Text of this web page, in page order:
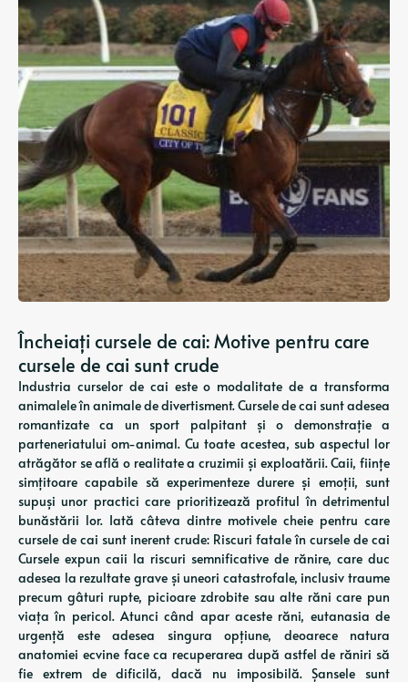
Încheiați cursele de cai: Motive pentru care
cursele de cai sunt crude
Industria curselor de cai este o modalitate de a transforma
animalele în animale de divertisment. Cursele de cai sunt adesea
romantizate ca un sport palpitant și o demonstrație a
parteneriatului om-animal. Cu toate acestea, sub aspectul lor
atrăgător se află o realitate a cruzimii și exploatării. Caii, ființe
simțitoare capabile să experimenteze durere și emoții, sunt
supuși unor practici care prioritizează profitul în detrimentul
bunăstării lor. Iată câteva dintre motivele cheie pentru care
cursele de cai sunt inerent crude: Riscuri fatale în cursele de cai
Cursele expun caii la riscuri semnificative de rănire, care duc
adesea la rezultate grave și uneori catastrofale, inclusiv traume
precum gâturi rupte, picioare zdrobite sau alte răni care pun
viața în pericol. Atunci când apar aceste răni, eutanasia de
urgență este adesea singura opțiune, deoarece natura
anatomiei ecvine face ca recuperarea după astfel de răniri să
fie extrem de dificilă, dacă nu imposibilă. Șansele sunt